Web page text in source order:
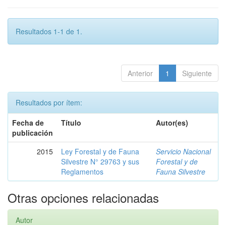
Resultados 1-1 de 1.
Anterior 1 Siguiente
Resultados por ítem:
Fecha de
publicación
Título Autor(es)
2015
Ley Forestal y de Fauna
Silvestre N° 29763 y sus
Reglamentos
Servicio Nacional
Forestal y de
Fauna Silvestre
Otras opciones relacionadas
Autor